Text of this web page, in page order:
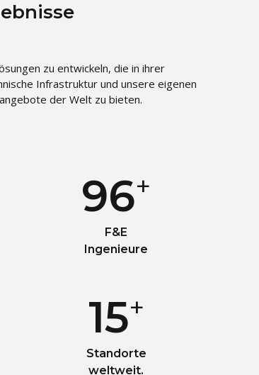
zu entwickeln, die in ihrer
Infrastruktur und unsere eigenen
der Welt zu bieten.
100+
F&E
Ingenieure
16+
Standorte
weltweit.